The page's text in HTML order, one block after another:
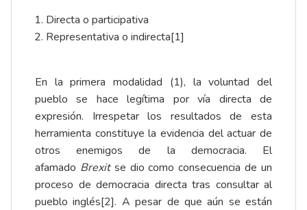
Directa o participativa
Representativa o indirecta[1]
En la primera modalidad (1), la voluntad del
pueblo se hace legítima por vía directa de
expresión. Irrespetar los resultados de esta
herramienta constituye la evidencia del actuar de
otros enemigos de la democracia. El
afamado Brexitse dio como consecuencia de un
proceso de democracia directa tras consultar al
pueblo inglés[2]. A pesar de que aún se están